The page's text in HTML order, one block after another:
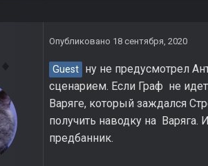
Опубликовано 18 сентября, 2020
Guest ну не предусмотрел
сценарием. Если Граф не
Варяге, который заждался
получить наводку на
предбанник.